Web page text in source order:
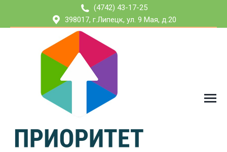
(4742) 43-17-25
398017, г.Липецк, ул. 9 Мая, д.20